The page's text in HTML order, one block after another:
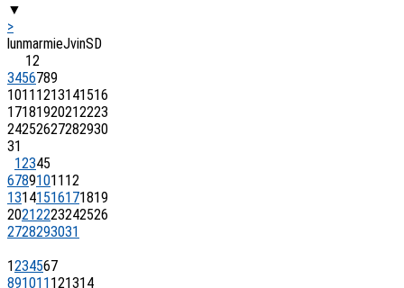
▼
>
lunmarmieJvinS D
12
3456789
1011 1213141516
17181920212223
24252627282930
31
12345
67891011 12
13141516171819
20212223242526
2728293031
1234567
891011 121314